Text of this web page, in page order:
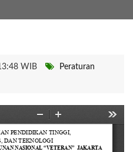
WIB
Peraturan